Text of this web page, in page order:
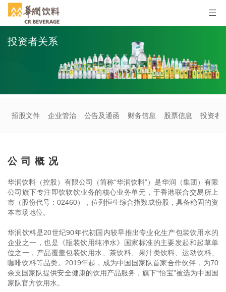
投资者关系
招股文件 企业管治 公告及通函 财务信息 股票信息 投资者
公司概况
华润饮料（控股）有限公司（简称“华润饮料”）是华润（集团）有限
公司旗下专注即饮软饮业务的核心业务单元，于香港联合交易所上
市（股份代号：02460），位列恒生综合指数成份股，具备稳固的资
本市场地位。
华润饮料是20世纪90年代初国内较早推出专业化生产包装饮用水的
企业之一，也是《瓶装饮用纯净水》国家标准的主要发起和起草单
位之一，产品覆盖包装饮用水、茶饮料、果汁类饮料、运动饮料、
咖啡饮料等品类。2019年起，成为中国国家队首家合作伙伴，为70
余支国家队提供安全健康的饮用产品服务，旗下“怡宝”被选为中国国
家队官方饮用水。